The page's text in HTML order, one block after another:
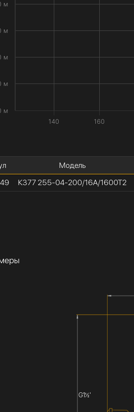
140 160
м
м
м
м
м
Модель
К377 255-04-200/16А/1600Т2
G1½'